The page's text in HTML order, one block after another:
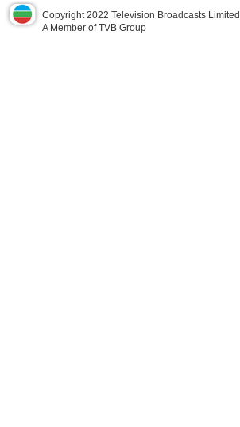
Copyright 2022 Television Broadcasts Limited
A Member of TVB Group